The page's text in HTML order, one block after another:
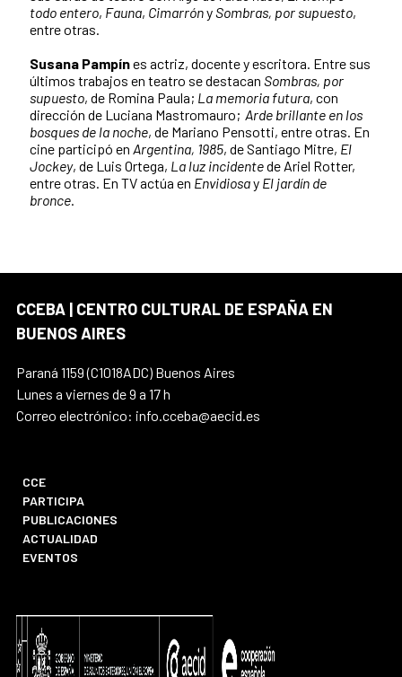
todo entero, Fauna, CimarrónySombras, por supuesto,
entre otras.
Susana Pampínes actriz, docente y escritora. Entre sus
últimos trabajos en teatro se destacan Sombras, por
supuesto, de Romina Paula; La memoria futura, con
dirección de Luciana Mastromauro; Arde brillante en los
bosques de la noche, de Mariano Pensotti, entre otras. En
cine participó en Argentina, 1985, de Santiago Mitre, El
Jockey, de Luis Ortega, La luz incidentede Ariel Rotter,
entre otras. En TV actúa en Envidiosay El jardín de
bronce.
CCEBA | CENTRO CULTURAL DE ESPAÑA EN
BUENOS AIRES
Paraná 1159 (C1018ADC) Buenos Aires
Lunes a viernes de 9 a 17 h
Correo electrónico: info.cceba@aecid.es
CCE
PARTICIPA
PUBLICACIONES
ACTUALIDAD
EVENTOS